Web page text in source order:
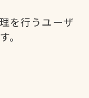
を行うユーザ
。